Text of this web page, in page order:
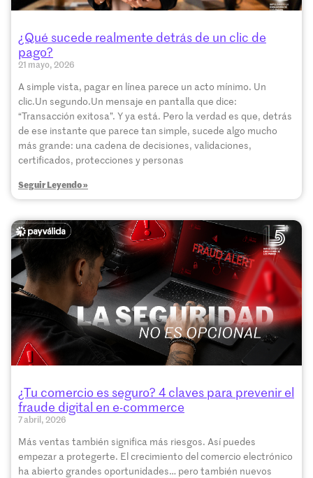
¿Qué sucede realmente detrás de un clic de
pago?
21 mayo, 2026
A simple vista, pagar en línea parece un acto mínimo. Un
clic.Un segundo.Un mensaje en pantalla que dice:
“Transacción exitosa”. Y ya está. Pero la verdad es que, detrás
de ese instante que parece tan simple, sucede algo mucho
más grande: una cadena de decisiones, validaciones,
certificados, protecciones y personas
Seguir Leyendo »
¿Tu comercio es seguro? 4 claves para prevenir el
fraude digital en e-commerce
7 abril, 2026
Más ventas también significa más riesgos. Así puedes
empezar a protegerte. El crecimiento del comercio electrónico
ha abierto grandes oportunidades… pero también nuevos